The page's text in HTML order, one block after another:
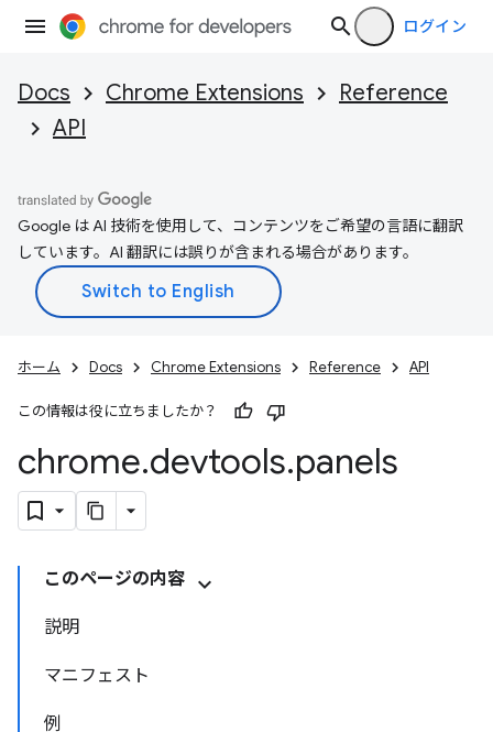
ログイン
Docs Chrome Extensions
Reference
API
Google は AI 技術を使用して、コンテンツをご希望の言語に翻訳
しています。AI 翻訳には誤りが含まれる場合があります。
ホーム Docs Chrome Extensions Reference API
この情報は役に立ちましたか？
chrome.devtools.panels
このページの内容
説明
マニフェスト
例